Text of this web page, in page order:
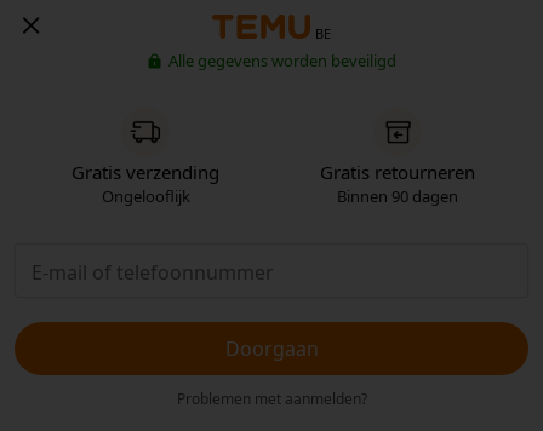
BE
Alle gegevens worden beveiligd
Gratis verzending
Ongelooflijk
Gratis retourneren
Binnen 90 dagen
Doorgaan
Problemen met aanmelden?